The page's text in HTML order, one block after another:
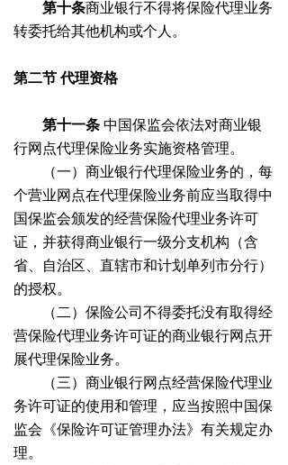
第十条商业银行不得将保险代理业务
转委托给其他机构或个人。
第二节代理资格
第十一条中国保监会依法对商业银
行网点代理保险业务实施资格管理。
（一）商业银行代理保险业务的，每
个营业网点在代理保险业务前应当取得中
国保监会颁发的经营保险代理业务许可
证，并获得商业银行一级分支机构（含
省、自治区、直辖市和计划单列市分行）
的授权。
（二）保险公司不得委托没有取得经
营保险代理业务许可证的商业银行网点开
展代理保险业务。
（三）商业银行网点经营保险代理业
务许可证的使用和管理，应当按照中国保
监会《保险许可证管理办法》有关规定办
理。